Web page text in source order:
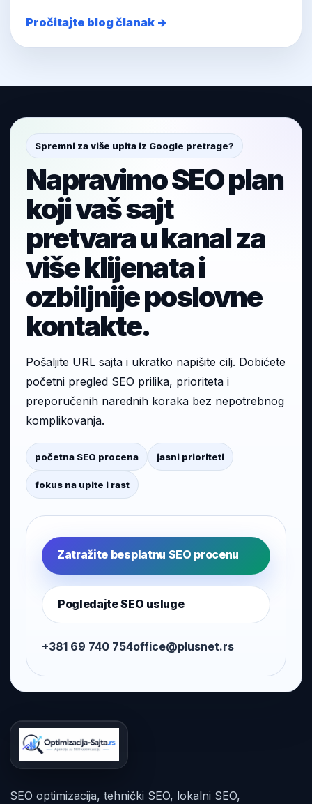
Pročitajte blog članak →
Spremni za više upita iz Google pretrage?
Napravimo SEO plan
koji vaš sajt
pretvara u kanal za
više klijenata i
ozbiljnije poslovne
kontakte.
Pošaljite URL sajta i ukratko napišite cilj. Dobićete
početni pregled SEO prilika, prioriteta i
preporučenih narednih koraka bez nepotrebnog
komplikovanja.
početna SEO procena jasni prioriteti
fokus na upite i rast
Zatražite besplatnu SEO procenu
Pogledajte SEO usluge
+381 69 740 754office@plusnet.rs
SEO optimizacija, tehnički SEO, lokalni SEO,